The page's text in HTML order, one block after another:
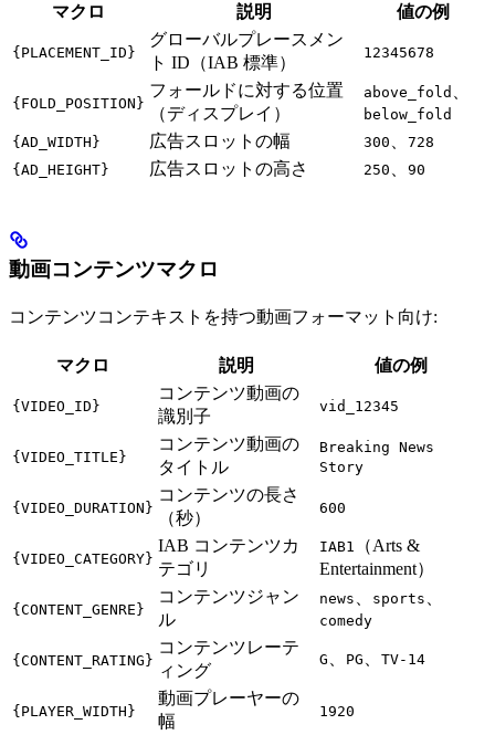
マクロ 説明 値の例
{PLACEMENT_ID}
グローバルプレースメン
ト ID（IAB 標準）
12345678
{FOLD_POSITION}
フォールドに対する位置
（ディスプレイ）
above_fold
below_fold
{AD_WIDTH}
広告スロットの幅 300
728
{AD_HEIGHT}
広告スロットの高さ 250 90
動画コンテンツマクロ
コンテンツコンテキストを持つ動画フォーマット向け:
マクロ 説明 値の例
{VIDEO_ID}
コンテンツ動画の
識別子
vid_12345
{VIDEO_TITLE}
コンテンツ動画の
タイトル
Breaking News
Story
{VIDEO_DURATION}
コンテンツの長さ
（秒）
600
{VIDEO_CATEGORY}
IAB コンテンツカ
テゴリ
IAB1
（Arts &
Entertainment）
{CONTENT_GENRE}
コンテンツジャン
ル
news sports
comedy
{CONTENT_RATING}
コンテンツレーテ
ィング
G PG TV-14
{PLAYER_WIDTH}
動画プレーヤーの
幅
1920